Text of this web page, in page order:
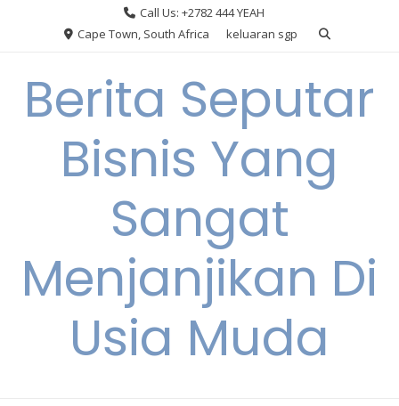
Call Us: +2782 444 YEAH
Cape Town, South Africa
keluaran sgp
Berita Seputar
Bisnis Yang
Sangat
Menjanjikan Di
Usia Muda